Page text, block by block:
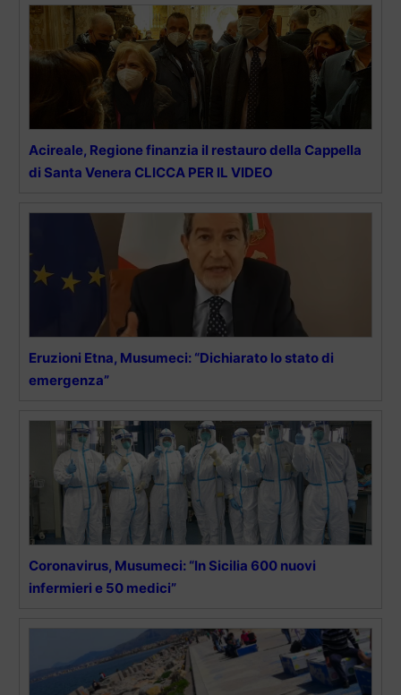
Acireale, Regione finanzia il restauro della Cappella
di Santa Venera CLICCA PER IL VIDEO
Eruzioni Etna, Musumeci: “Dichiarato lo stato di
emergenza”
Coronavirus, Musumeci: “In Sicilia 600 nuovi
infermieri e 50 medici”